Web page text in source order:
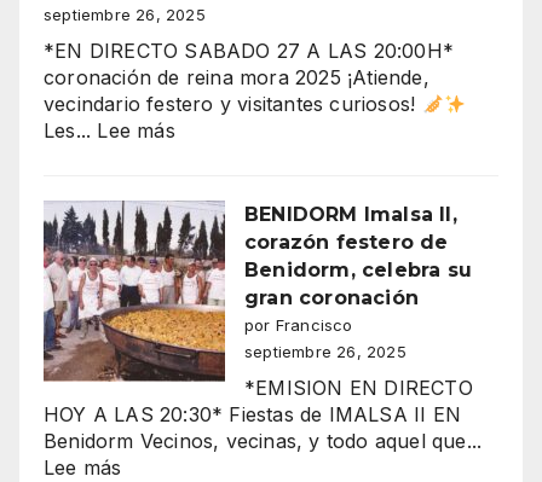
el
aire”
septiembre 26, 2025
*EN DIRECTO SABADO 27 A LAS 20:00H*
coronación de reina mora 2025 ¡Atiende,
vecindario festero y visitantes curiosos!
Les... Lee más:
con
la
CORONACIÓN
de
la
Reina
Mora
¡La
BENIDORM Imalsa II,
corazón festero de
Benidorm, celebra su
gran coronación
por Francisco
septiembre 26, 2025
*EMISION EN DIRECTO
HOY A LAS 20:30* Fiestas de IMALSA II EN
Benidorm Vecinos, vecinas, y todo aquel que...
Lee más